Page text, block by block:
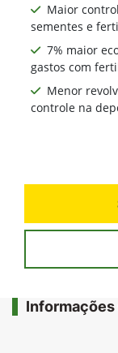
Maior
sementes e
7% maior
gastos com
Menor
controle na